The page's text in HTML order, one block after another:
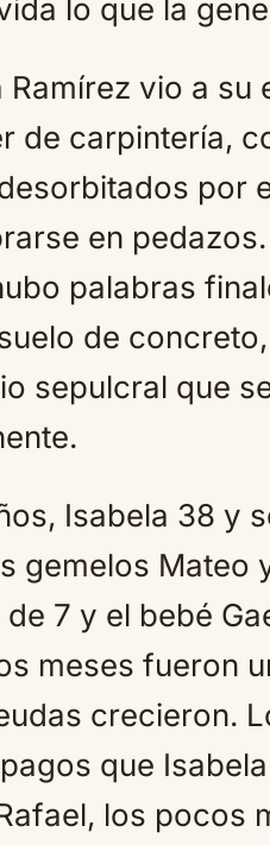
lo que la
Ramírez vio a
de carpintería,
por
en
palabras
de
sepulcral que
Isabela 38 y
gemelos Mateo
7 y el bebé
meses fueron
crecieron.
que
los pocos